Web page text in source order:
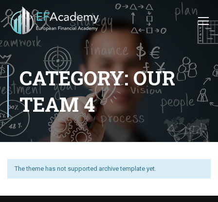
CATEGORY: OUR
TEAM 4
The theme has not supported archive template yet.